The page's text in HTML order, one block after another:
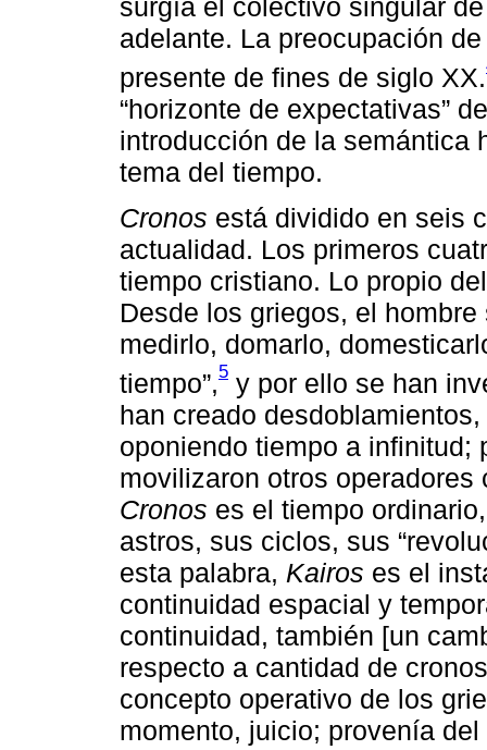
surgía el colectivo singular
adelante. La preocupación
presente de fines de siglo XX.
“horizonte de expectativas”
introducción de la semántica
tema del tiempo.
Cronos está dividido en seis
actualidad. Los primeros
tiempo cristiano. Lo propio
Desde los griegos, el
medirlo, domarlo,
tiempo”,5 y por ello se han
han creado
oponiendo tiempo a infinitud;
movilizaron otros
Cronos es el tiempo
astros, sus ciclos, sus
esta palabra, Kairos es el
continuidad espacial y
continuidad, también [un
respecto a cantidad de
concepto operativo de los
momento, juicio; provenía